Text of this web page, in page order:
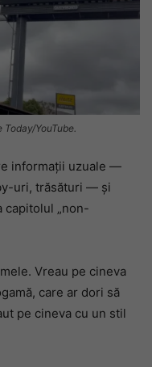
YouTube.
informații uzuale —
uri, trăsături — și
capitolul „non-
Vreau pe cineva
care ar dori să
pe cineva cu un stil